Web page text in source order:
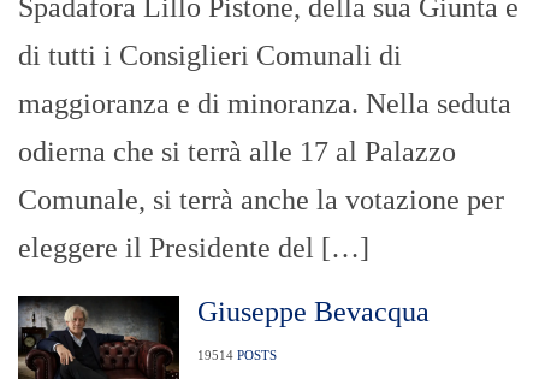
Spadafora Lillo Pistone, della sua Giunta e
di tutti i Consiglieri Comunali di
maggioranza e di minoranza. Nella seduta
odierna che si terrà alle 17 al Palazzo
Comunale, si terrà anche la votazione per
eleggere il Presidente del […]
Giuseppe Bevacqua
19514 POSTS